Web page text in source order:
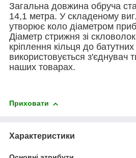
Загальна довжина обруча
14,1 метра. У складеному
утворює коло діаметром
Діаметр стрижня зі
кріплення кільця до батутних
використовується з'єднувач
наших товарах.
Приховати
Характеристики